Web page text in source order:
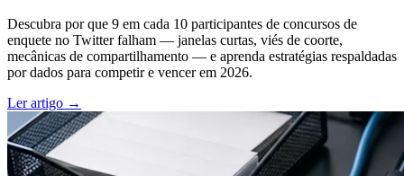
Descubra por que 9 em cada 10 participantes de concursos de
enquete no Twitter falham — janelas curtas, viés de coorte,
mecânicas de compartilhamento — e aprenda estratégias respaldadas
por dados para competir e vencer em 2026.
Ler artigo →